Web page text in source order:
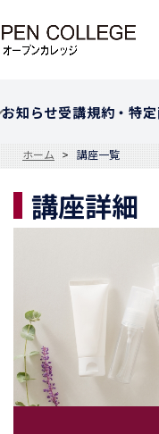
お知らせ受講規約・特
ホーム 講座一覧
講座詳細